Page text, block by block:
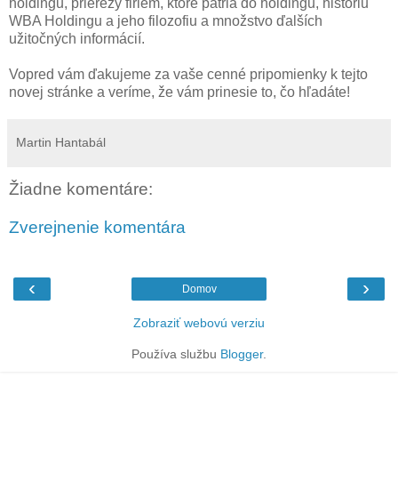
WBA Holdingu a jeho filozofiu a množstvo ďalších
užitočných informácií.
Vopred vám ďakujeme za vaše cenné pripomienky k tejto
novej stránke a veríme, že vám prinesie to, čo hľadáte!
Martin Hantabál
Žiadne komentáre:
Zverejnenie komentára
‹ ›
Domov
Zobraziť webovú verziu
Používa službu Blogger.